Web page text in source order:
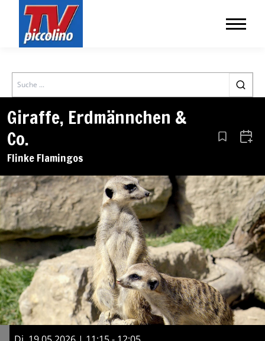
Search
Giraffe, Erdmännchen &
Co.
Flinke Flamingos
Aus den